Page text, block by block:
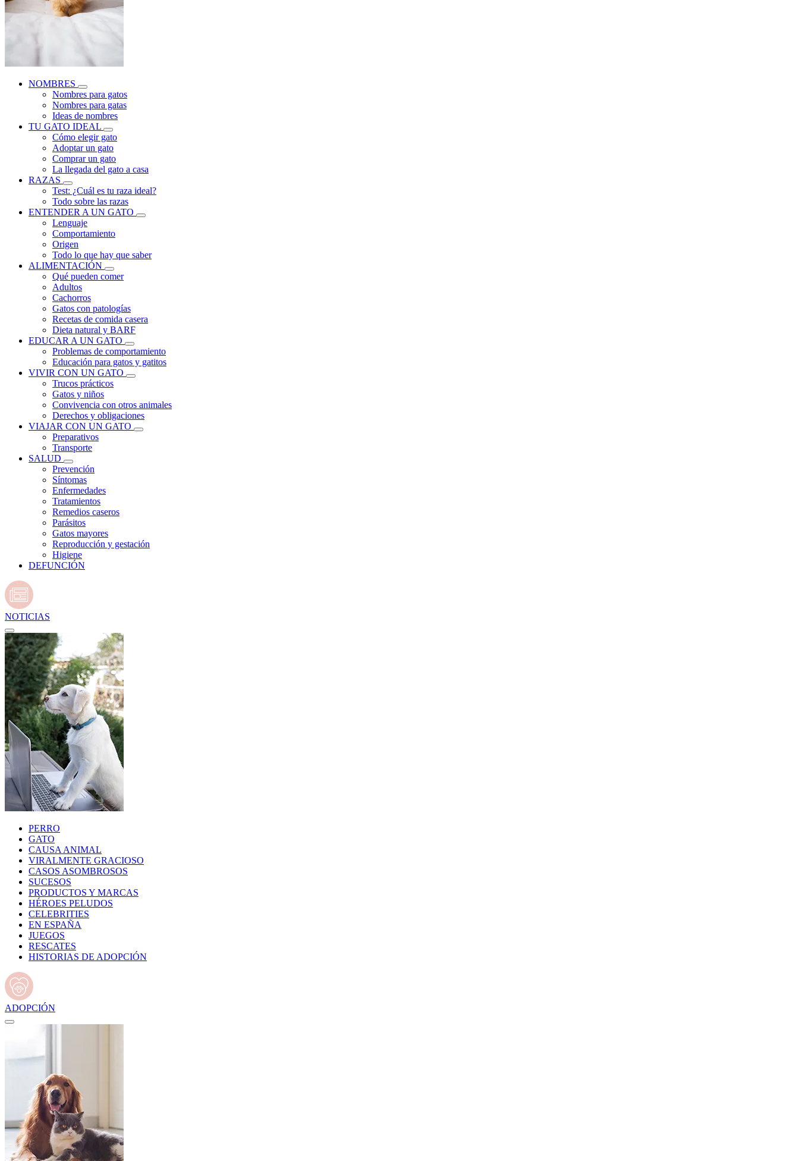
NOMBRES
Nombres para gatos
Nombres para gatas
Ideas de nombres
TU GATO IDEAL
Cómo elegir gato
Adoptar un gato
Comprar un gato
La llegada del gato a casa
RAZAS
Test: ¿Cuál es tu raza ideal?
Todo sobre las razas
ENTENDER A UN GATO
Lenguaje
Comportamiento
Origen
Todo lo que hay que saber
ALIMENTACIÓN
Qué pueden comer
Adultos
Cachorros
Gatos con patologías
Recetas de comida casera
Dieta natural y BARF
EDUCAR A UN GATO
Problemas de comportamiento
Educación para gatos y gatitos
VIVIR CON UN GATO
Trucos prácticos
Gatos y niños
Convivencia con otros animales
Derechos y obligaciones
VIAJAR CON UN GATO
Preparativos
Transporte
SALUD
Prevención
Síntomas
Enfermedades
Tratamientos
Remedios caseros
Parásitos
Gatos mayores
Reproducción y gestación
Higiene
DEFUNCIÓN
NOTICIAS
PERRO
GATO
CAUSA ANIMAL
VIRALMENTE GRACIOSO
CASOS ASOMBROSOS
SUCESOS
PRODUCTOS Y MARCAS
HÉROES PELUDOS
CELEBRITIES
EN ESPAÑA
JUEGOS
RESCATES
HISTORIAS DE ADOPCIÓN
ADOPCIÓN